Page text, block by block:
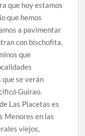
que hoy estamos
que hemos
a pavimentar
con bischofita,
que
que se verán
Guirao.
Las Placetas es
Menores en las
viejos,